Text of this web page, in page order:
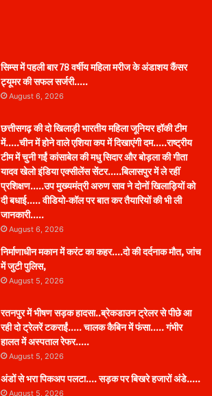
सिम्स में पहली बार 78 वर्षीय महिला मरीज के अंडाशय कैंसर
ट्यूमर की सफल सर्जरी…..
August 6, 2026
छत्तीसगढ़ की दो खिलाड़ी भारतीय महिला जूनियर हॉकी टीम
में…..चीन में होने वाले एशिया कप में दिखाएंगी दम…..राष्ट्रीय
टीम में चुनी गईं कांसाबेल की मधु सिदार और बोड़ला की गीता
यादव खेलो इंडिया एक्सीलेंस सेंटर…..बिलासपुर में ले रहीं
प्रशिक्षण…..उप मुख्यमंत्री अरुण साव ने दोनों खिलाड़ियों को
दी बधाई….. वीडियो-कॉल पर बात कर तैयारियों की भी ली
जानकारी…..
August 6, 2026
निर्माणाधीन मकान में करंट का कहर….दो की दर्दनाक मौत, जांच
में जुटी पुलिस,
August 5, 2026
रतनपुर में भीषण सड़क हादसा..ब्रेकडाउन ट्रेलर से पीछे आ
रही दो ट्रेलरें टकराईं….. चालक कैबिन में फंसा….. गंभीर
हालत में अस्पताल रेफर…..
August 5, 2026
अंडों से भरा पिकअप पलटा…. सड़क पर बिखरे हजारों अंडे…..
August 5, 2026